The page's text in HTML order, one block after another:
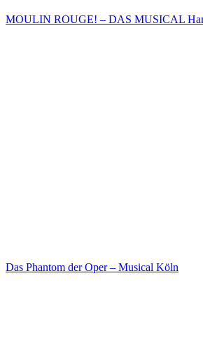
MOULIN ROUGE! – DAS MUSICAL
Das Phantom der Oper – Musical Köln